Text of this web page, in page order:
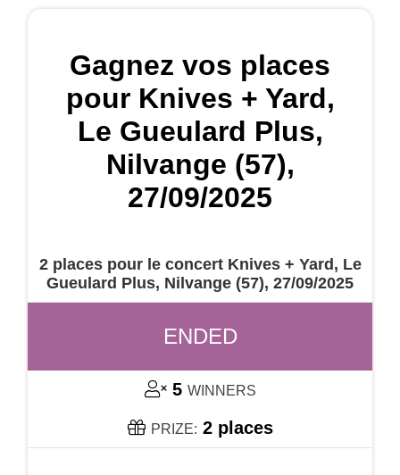
Gagnez vos places
pour Knives + Yard,
Le Gueulard Plus,
Nilvange (57),
27/09/2025
2 places pour le concert Knives + Yard, Le
Gueulard Plus, Nilvange (57), 27/09/2025
ENDED
5 WINNERS
PRIZE: 2 places